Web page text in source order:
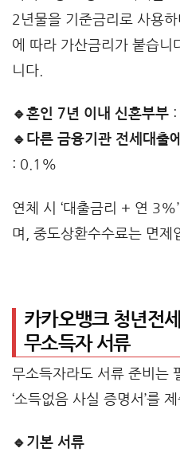
2년물을 기준금리로 사용
에 따라 가산금리가 붙습니
니다.
🔹혼인 7년 이내 신혼부부
🔹다른 금융기관 전세대출
: 0.1%
연체 시 ‘대출금리 + 연
며, 중도상환수수료는 면제
카카오뱅크 청년전
무소득자 서류
무소득자라도 서류 준비는
‘소득없음 사실 증명서’를
🔹기본 서류